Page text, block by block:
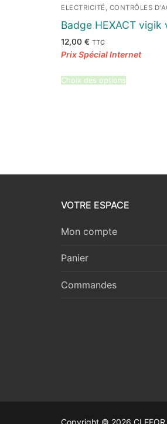
ELECTRICITÉ, CONTRÔLES
Badge HEXACT
12,00 € TTC
Choix des options
VOTRE ESPACE
Mon compte
Panier
Commandes
Copyright © 2026 CLEFOR